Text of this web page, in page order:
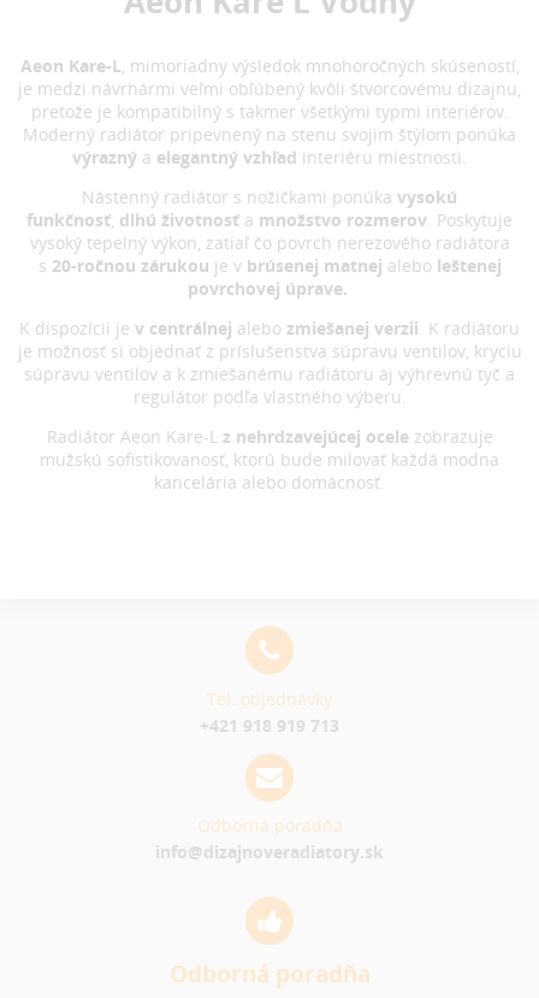
Aeon Kare-L , mimoriadny výsledok mnohoročných skúseností,
je medzi návrhármi veľmi obľúbený kvôli štvorcovému dizajnu,
pretože je kompatibilný s takmer všetkými typmi interiérov.
Moderný radiátor pripevnený na stenu svojim štýlom ponúka
výrazný a elegantný vzhľad interiéru miestnosti.
Nástenný radiátor s nožičkami ponúka vysokú
funkčnosť, dlhú životnosť a množstvo rozmerov. Poskytuje
vysoký tepelný výkon, zatiaľ čo povrch nerezového radiátora
s 20-ročnou zárukou je v brúsenej matnej alebo leštenej
povrchovej úprave.
K dispozícii je v centrálnej alebo zmiešanej verzii. K radiátoru
je možnosť si objednať z príslušenstva súpravu ventilov, kryciu
súpravu ventilov a k zmiešanému radiátoru aj výhrevnú tyč a
regulátor podľa vlastného výberu.
Radiátor Aeon Kare-L z nehrdzavejúcej ocelezobrazuje
mužskú sofistikovanosť, ktorú bude milovať každá modna
kancelária alebo domácnosť.
Tel. objednávky
+421 918 919 713
Odborná poradňa
info@dizajnoveradiatory.sk
Odborná poradňa